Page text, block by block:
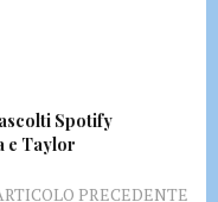
Spotify
e Taylor
PRECEDENTE